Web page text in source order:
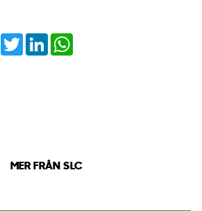
Facebook
TwitterLinkedIn
MER FRÅN SLC